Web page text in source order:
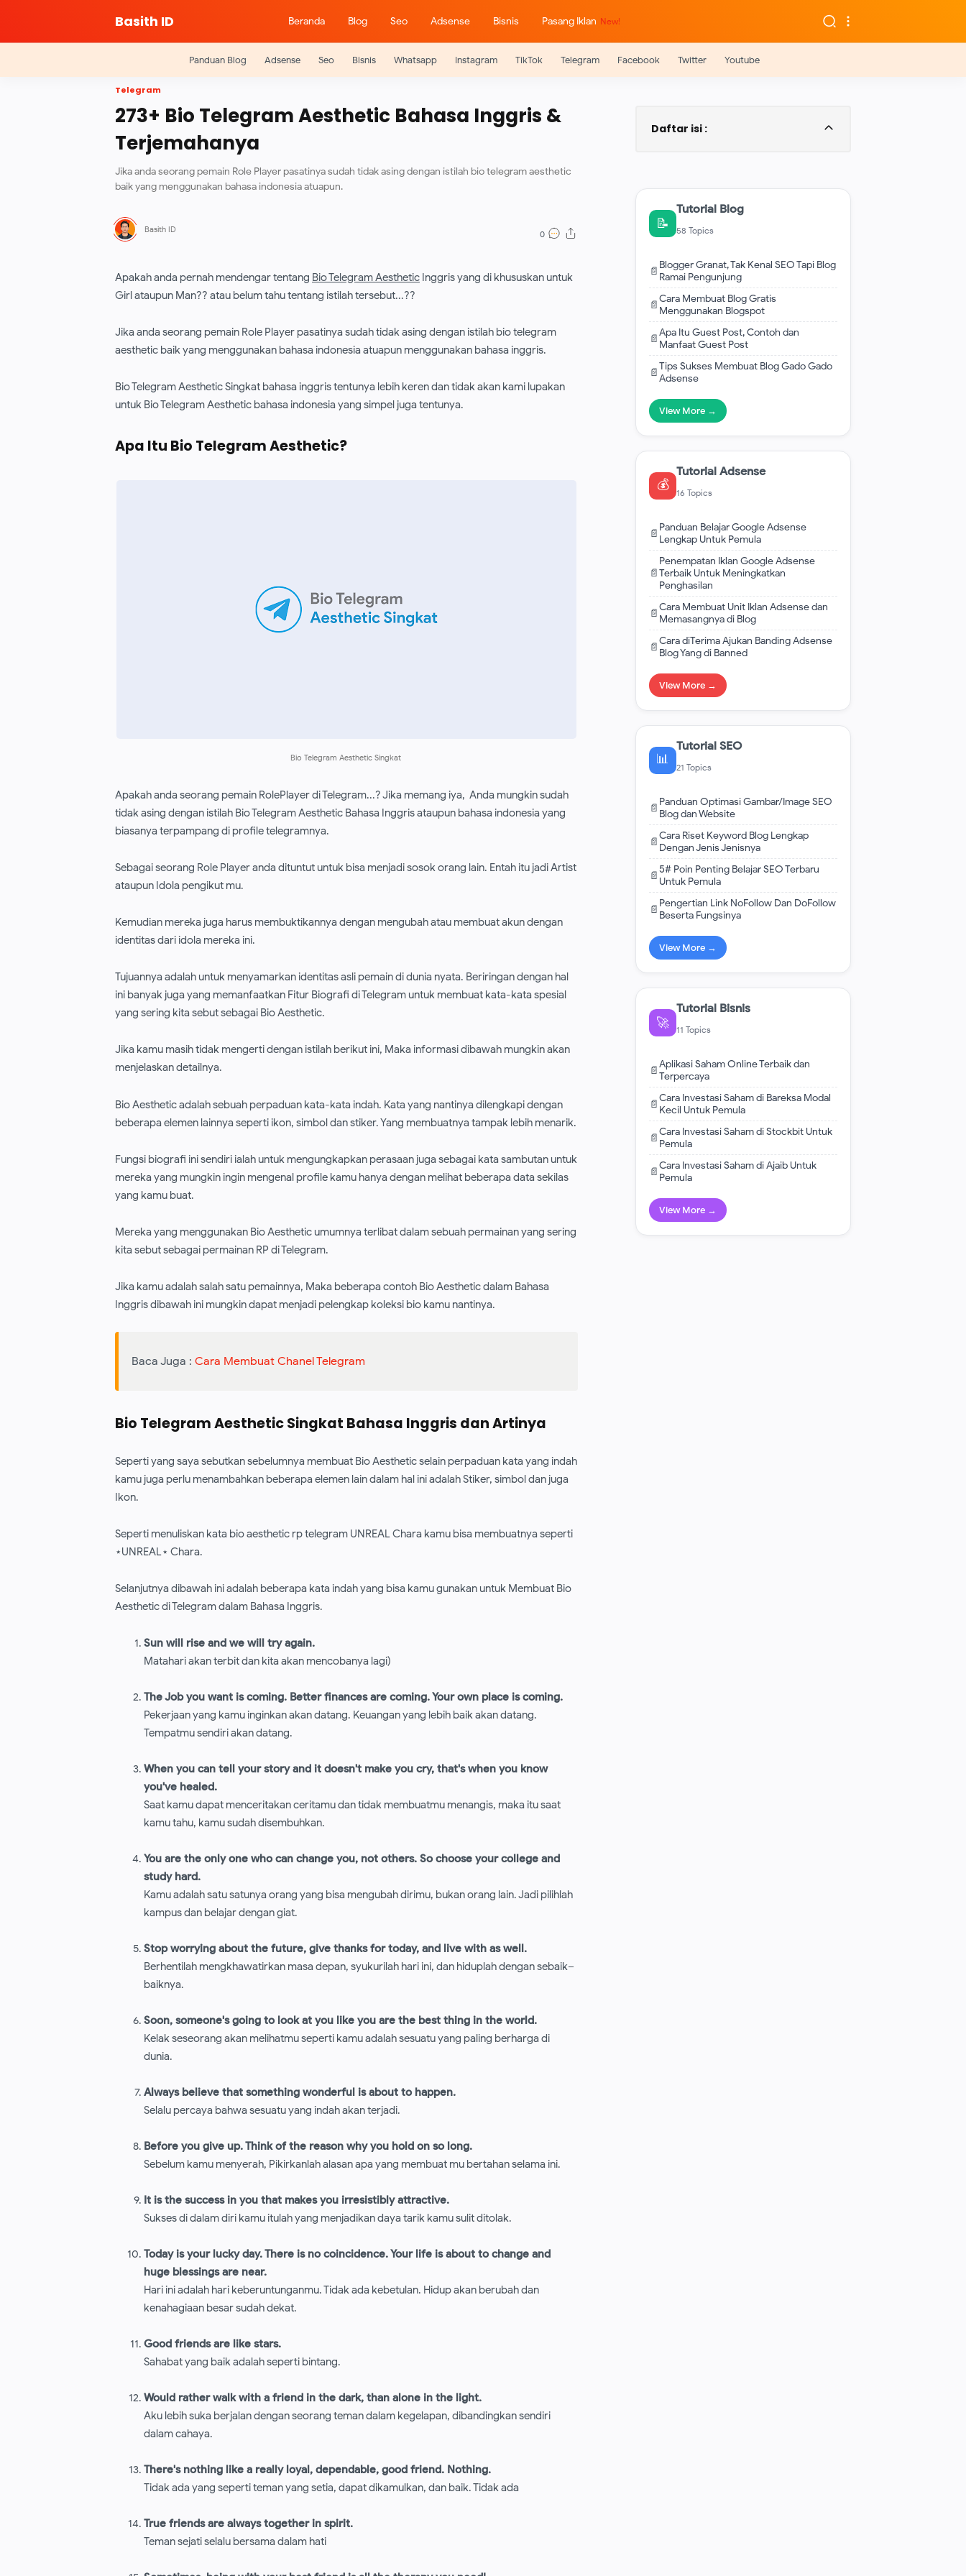
Basith ID Beranda Blog Seo Adsense Bisnis Pasang Iklan
Panduan Blog Adsense Seo Bisnis Whatsapp Instagram TikTok Telegram Facebook Twitter Youtube
Telegram
273+ Bio Telegram Aesthetic Bahasa Inggris &
Terjemahanya
Jika anda seorang pemain Role Player pasatinya sudah tidak asing dengan istilah bio telegram aesthetic
baik yang menggunakan bahasa indonesia atuapun.
Apakah anda pernah mendengar tentang Bio Telegram Aesthetic Inggris yang di khususkan untuk
Girl ataupun Man?? atau belum tahu tentang istilah tersebut...??
Jika anda seorang pemain Role Player pasatinya sudah tidak asing dengan istilah bio telegram
aesthetic baik yang menggunakan bahasa indonesia atuapun menggunakan bahasa inggris.
Bio Telegram Aesthetic Singkat bahasa inggris tentunya lebih keren dan tidak akan kami lupakan
untuk Bio Telegram Aesthetic bahasa indonesia yang simpel juga tentunya.
Apa Itu Bio Telegram Aesthetic?
Bio Telegram Aesthetic Singkat
Apakah anda seorang pemain RolePlayer di Telegram...? Jika memang iya, Anda mungkin sudah
tidak asing dengan istilah Bio Telegram Aesthetic Bahasa Inggris ataupun bahasa indonesia yang
biasanya terpampang di profile telegramnya.
Sebagai seorang Role Player anda dituntut untuk bisa menjadi sosok orang lain. Entah itu jadi Artist
ataupun Idola pengikut mu.
Kemudian mereka juga harus membuktikannya dengan mengubah atau membuat akun dengan
identitas dari idola mereka ini.
Tujuannya adalah untuk menyamarkan identitas asli pemain di dunia nyata. Beriringan dengan hal
ini banyak juga yang memanfaatkan Fitur Biografi di Telegram untuk membuat kata-kata spesial
yang sering kita sebut sebagai Bio Aesthetic.
Jika kamu masih tidak mengerti dengan istilah berikut ini, Maka informasi dibawah mungkin akan
menjelaskan detailnya.
Bio Aesthetic adalah sebuah perpaduan kata-kata indah. Kata yang nantinya dilengkapi dengan
beberapa elemen lainnya seperti ikon, simbol dan stiker. Yang membuatnya tampak lebih menarik.
Fungsi biografi ini sendiri ialah untuk mengungkapkan perasaan juga sebagai kata sambutan untuk
mereka yang mungkin ingin mengenal profile kamu hanya dengan melihat beberapa data sekilas
yang kamu buat.
Mereka yang menggunakan Bio Aesthetic umumnya terlibat dalam sebuah permainan yang sering
kita sebut sebagai permainan RP di Telegram.
Jika kamu adalah salah satu pemainnya, Maka beberapa contoh Bio Aesthetic dalam Bahasa
Inggris dibawah ini mungkin dapat menjadi pelengkap koleksi bio kamu nantinya.
Baca Juga : Cara Membuat Chanel Telegram
Bio Telegram Aesthetic Singkat Bahasa Inggris dan Artinya
Seperti yang saya sebutkan sebelumnya membuat Bio Aesthetic selain perpaduan kata yang indah
kamu juga perlu menambahkan beberapa elemen lain dalam hal ini adalah Stiker, simbol dan juga
Ikon.
Seperti menuliskan kata bio aesthetic rp telegram UNREAL Chara kamu bisa membuatnya seperti
⋆UNREAL⋆ Chara.
Selanjutnya dibawah ini adalah beberapa kata indah yang bisa kamu gunakan untuk Membuat Bio
Aesthetic di Telegram dalam Bahasa Inggris.
Sun will rise and we will try again.
Matahari akan terbit dan kita akan mencobanya lagi)
The Job you want is coming. Better finances are coming. Your own place is coming.
Pekerjaan yang kamu inginkan akan datang. Keuangan yang lebih baik akan datang.
Tempatmu sendiri akan datang.
When you can tell your story and it doesn't make you cry, that's when you know
you've healed.
Saat kamu dapat menceritakan ceritamu dan tidak membuatmu menangis, maka itu saat
kamu tahu, kamu sudah disembuhkan.
You are the only one who can change you, not others. So choose your college and
study hard.
Kamu adalah satu satunya orang yang bisa mengubah dirimu, bukan orang lain. Jadi pilihlah
kampus dan belajar dengan giat.
Stop worrying about the future, give thanks for today, and live with as well.
Berhentilah mengkhawatirkan masa depan, syukurilah hari ini, dan hiduplah dengan sebaik–
baiknya.
Soon, someone's going to look at you like you are the best thing in the world.
Kelak seseorang akan melihatmu seperti kamu adalah sesuatu yang paling berharga di
dunia.
Always believe that something wonderful is about to happen.
Selalu percaya bahwa sesuatu yang indah akan terjadi.
Before you give up. Think of the reason why you hold on so long.
Sebelum kamu menyerah, Pikirkanlah alasan apa yang membuat mu bertahan selama ini.
It is the success in you that makes you irresistibly attractive.
Sukses di dalam diri kamu itulah yang menjadikan daya tarik kamu sulit ditolak.
Today is your lucky day. There is no coincidence. Your life is about to change and
huge blessings are near.
Hari ini adalah hari keberuntunganmu. Tidak ada kebetulan. Hidup akan berubah dan
kenahagiaan besar sudah dekat.
Good friends are like stars.
Sahabat yang baik adalah seperti bintang.
Would rather walk with a friend in the dark, than alone in the light.
Aku lebih suka berjalan dengan seorang teman dalam kegelapan, dibandingkan sendiri
dalam cahaya.
There's nothing like a really loyal, dependable, good friend. Nothing.
Tidak ada yang seperti teman yang setia, dapat dikamulkan, dan baik. Tidak ada
True friends are always together in spirit.
Teman sejati selalu bersama dalam hati
Daftar isi :
Terjemahannya
Kata Kata Motivasi Bio Telegram
Terbaru
📝
Tutorial Blog
58 Topics
📄 Blogger Granat, Tak Kenal SEO Tapi Blog
Ramai Pengunjung
📄Cara Membuat Blog Gratis
Menggunakan Blogspot
📄Apa Itu Guest Post, Contoh dan
Manfaat Guest Post
📄Tips Sukses Membuat Blog Gado Gado
Adsense
View More →
💰
Tutorial Adsense
16 Topics
📄 Panduan Belajar Google Adsense
Lengkap Untuk Pemula
📄
Penempatan Iklan Google Adsense
Terbaik Untuk Meningkatkan
Penghasilan
📄Cara Membuat Unit Iklan Adsense dan
Memasangnya di Blog
📄Cara diTerima Ajukan Banding Adsense
Blog Yang di Banned
View More →
📊
Tutorial SEO
21 Topics
📄 Panduan Optimasi Gambar/Image SEO
Blog dan Website
📄Cara Riset Keyword Blog Lengkap
Dengan Jenis Jenisnya
📄5# Poin Penting Belajar SEO Terbaru
Untuk Pemula
📄 Pengertian Link NoFollow Dan DoFollow
Beserta Fungsinya
View More →
🚀
Tutorial Bisnis
11 Topics
📄Aplikasi Saham Online Terbaik dan
Terpercaya
📄Cara Investasi Saham di Bareksa Modal
Kecil Untuk Pemula
📄Cara Investasi Saham di Stockbit Untuk
Pemula
📄Cara Investasi Saham di Ajaib Untuk
Pemula
View More →